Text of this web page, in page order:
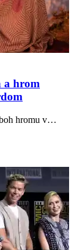
a hrom
boh hromu v…